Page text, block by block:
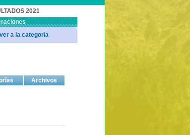
2021
Archivos
a la categoria